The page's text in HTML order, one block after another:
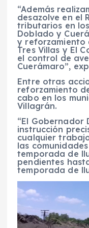
“Además
desazolve en el
tributarios en
Doblado y
y reforzamiento
Tres Villas y El
el control de
Cuerámaro”,
Entre otras
reforzamiento
cabo en los
Villagrán.
“El Gobernador
instrucción
cualquier
las
temporada de
pendientes
temporada de